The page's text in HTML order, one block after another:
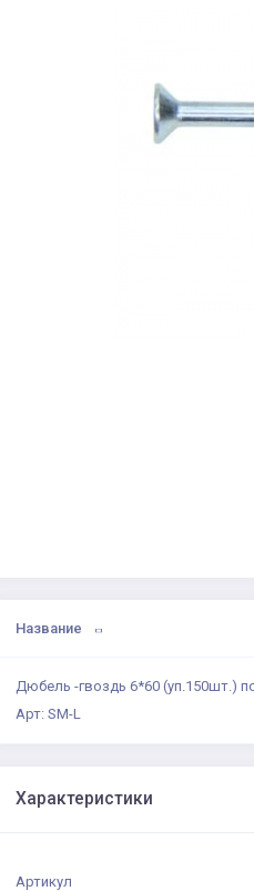
Название
Дюбель -гвоздь 6*60 (уп.150шт.)
Арт: SM-L
Характеристики
Артикул